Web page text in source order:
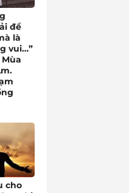
để
là
vui…”
cho